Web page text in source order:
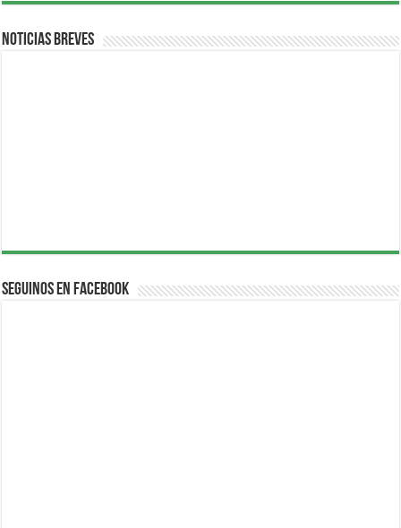
Noticias breves
Seguinos en Facebook